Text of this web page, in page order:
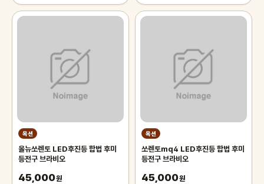
옥션
올뉴쏘렌토 LED후진등 합법 후미
등전구 브라비오
45,000원
옥션
쏘렌토mq4 LED후진등 합법 후미
등전구 브라비오
45,000원